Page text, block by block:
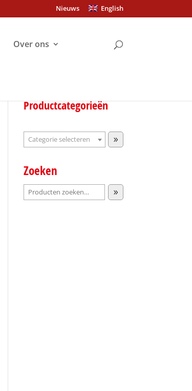
Nieuws English
Over ons
Productcategorieën
Categorie
selecteren
Zoeken